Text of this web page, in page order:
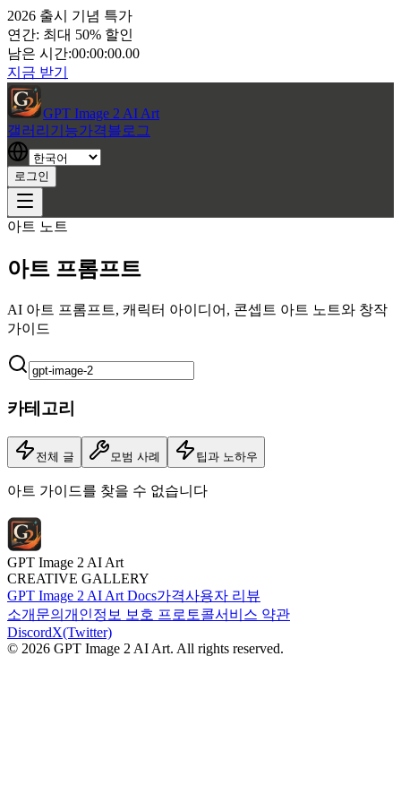
2026 출시 기념 특가
연간: 최대 50% 할인
남은 시간:00:00:00.00
지금 받기
GPT Image 2 AI Art
갤러리 기능가격블로그
로그인
아트 노트
아트 프롬프트
AI 아트 프롬프트, 캐릭터 아이디어, 콘셉트 아트 노트와 창작
가이드
카테고리
전체 글 모범 사례 팁과 노하우
아트 가이드를 찾을 수 없습니다
GPT Image 2 AI Art
CREATIVE GALLERY
GPT Image 2 AI Art Docs가격사용자 리뷰
소개 문의 개인정보 보호 프로토콜서비스 약관
DiscordX(Twitter)
© 2026 GPT Image 2 AI Art. All rights reserved.